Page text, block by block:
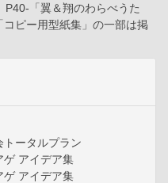
「翼＆翔のわらべうた
ピー用型紙集」の一部は掲
ータルプラン
アイデア集
アイデア集